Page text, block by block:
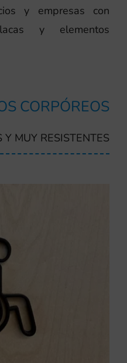
y empresas con
y elementos
CORPÓREOS
MUY RESISTENTES